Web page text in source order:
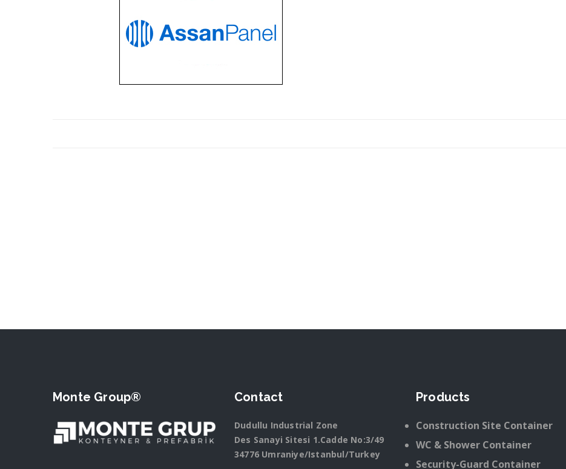
Monte Group® Contact
Dudullu Industrial Zone
Des Sanayi Sitesi 1.Cadde No:3/49
34776 Umraniye/Istanbul/Turkey
Products
Construction Site Container
WC & Shower Container
Security-Guard Container